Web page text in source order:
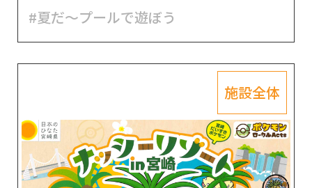
#夏だ～プールで遊ぼう
施設全体